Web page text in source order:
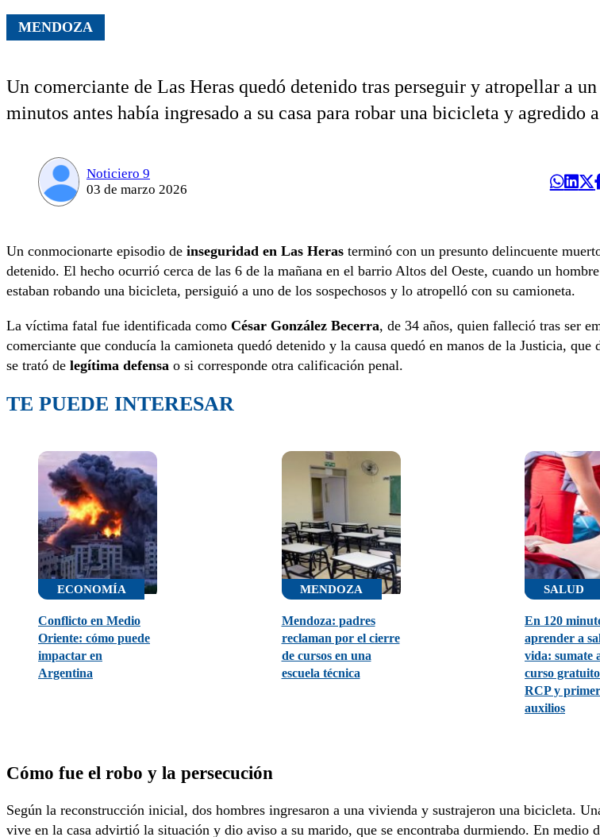
MENDOZA
Un comerciante de Las Heras quedó detenido tras perseguir y atropellar a
minutos antes había ingresado a su casa para robar una bicicleta y agredido
Noticiero 9
03 de marzo 2026
Un conmocionarte episodio de inseguridad en Las Heras terminó con un presunto delincuente
detenido. El hecho ocurrió cerca de las 6 de la mañana en el barrio Altos del Oeste, cuando un
estaban robando una bicicleta, persiguió a uno de los sospechosos y lo atropelló con su camioneta.
La víctima fatal fue identificada como César González Becerra, de 34 años, quien falleció tras ser
comerciante que conducía la camioneta quedó detenido y la causa quedó en manos de la Justicia, que
se trató de legítima defensa o si corresponde otra calificación penal.
TE PUEDE INTERESAR
ECONOMÍA
Conflicto en Medio
Oriente: cómo puede
impactar en
Argentina
MENDOZA
Mendoza: padres
reclaman por el cierre
de cursos en una
escuela técnica
SALUD
En 120
aprender a
vida: sumate
curso
RCP y
auxilios
Cómo fue el robo y la persecución
Según la reconstrucción inicial, dos hombres ingresaron a una vivienda y sustrajeron una bicicleta.
vive en la casa advirtió la situación y dio aviso a su marido, que se encontraba durmiendo. En medio